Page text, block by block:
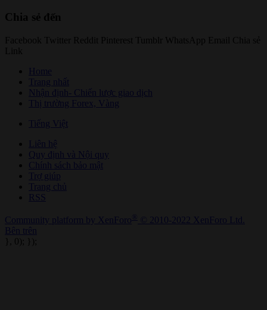
Chia sẻ đến
Facebook Twitter Reddit Pinterest Tumblr WhatsApp Email
Chia sẻ
Link
Home
Trang nhất
Nhận định- Chiến lược giao dịch
Thị trường Forex, Vàng
Tiếng Việt
Liên hệ
Quy định và Nội quy
Chính sách bảo mật
Trợ giúp
Trang chủ
RSS
Community platform by XenForo
© 2010-2022 XenForo Ltd.
Bên trên
}, 0); });